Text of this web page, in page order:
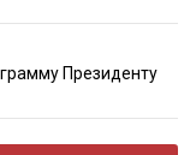
Президенту